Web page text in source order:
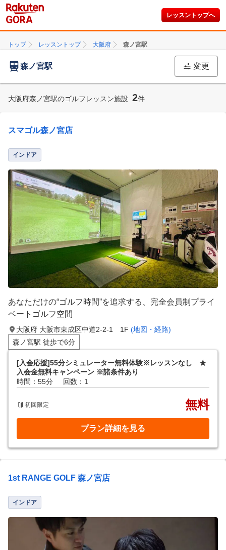
レッスントップへ
トップ レッスントップ 大阪府 森ノ宮駅
森ノ宮駅 変更
大阪府森ノ宮駅のゴルフレッスン施設 2件
スマゴル森ノ宮店
インドア
あなただけの“ゴルフ時間”を追求する、完全会員制プライ
ベートゴルフ空間
大阪府 大阪市東成区中道2-2-1 1F (地図・経路)
森ノ宮駅 徒歩で6分
[入会応援]55分シミュレーター無料体験※レッスンなし ★
入会金無料キャンペーン ※諸条件あり
時間：55分
回数：1
初回限定 無料
プラン詳細を見る
1st RANGE GOLF 森ノ宮店
インドア